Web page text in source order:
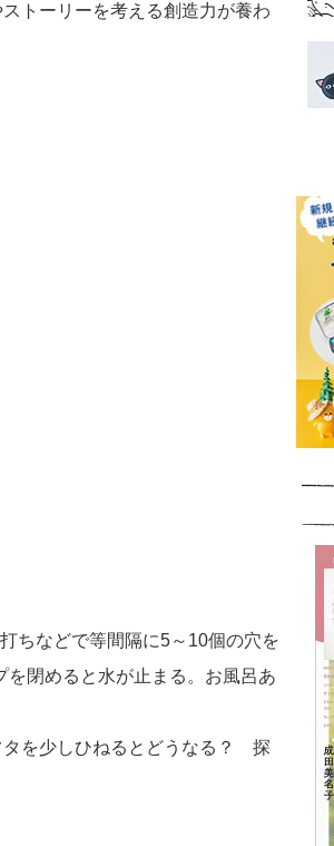
トーリーを考える創造力が養わ
ちなどで等間隔に5～10個の穴を
閉めると水が止まる。お風呂あ
を少しひねるとどうなる？ 探